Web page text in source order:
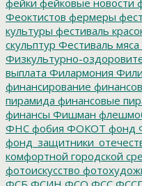
Феоктистов фермеры
культуры фестиваль
скульптур Фестиваль мяса
Физкультурно-
выплата Филармония
финансирование
пирамида финансовые
финансы Фишман
ФНС фобия ФОКОТ фонд
комфортной городской
фотоискусство